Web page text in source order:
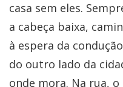
casa sem eles.
a cabeça baixa,
à espera da
do outro lado da
onde mora. Na rua,